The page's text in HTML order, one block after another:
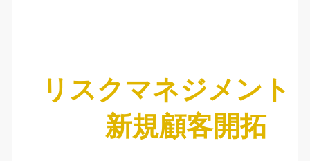
リスクマネジメント
新規顧客開拓